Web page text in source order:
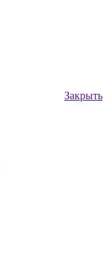
Закрыть